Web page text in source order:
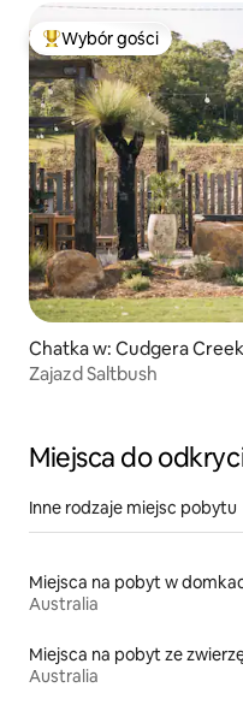
Najpopularniejsze z
Wybór gości
Chatka w: Cudgera Creek
Zajazd Saltbush
Miejsca do
Inne rodzaje miejsc pobytu
Australia
Australia